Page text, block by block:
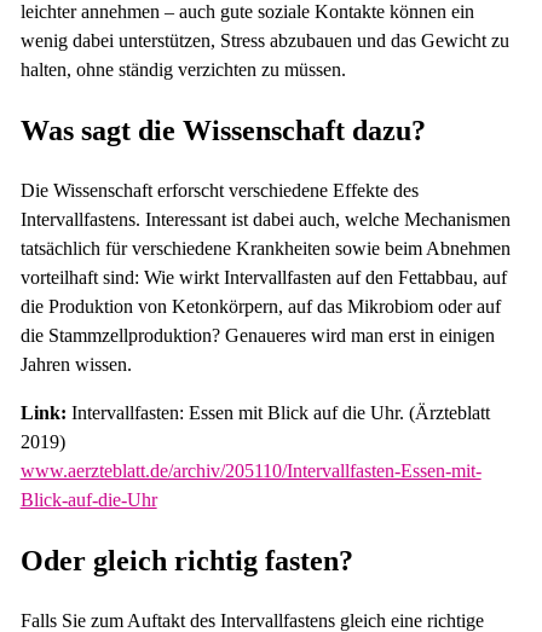
leichter annehmen – auch gute soziale Kontakte können ein
wenig dabei unterstützen, Stress abzubauen und das Gewicht zu
halten, ohne ständig verzichten zu müssen.
Was sagt die Wissenschaft dazu?
Die Wissenschaft erforscht verschiedene Effekte des
Intervallfastens. Interessant ist dabei auch, welche Mechanismen
tatsächlich für verschiedene Krankheiten sowie beim Abnehmen
vorteilhaft sind: Wie wirkt Intervallfasten auf den Fettabbau, auf
die Produktion von Ketonkörpern, auf das Mikrobiom oder auf
die Stammzellproduktion? Genaueres wird man erst in einigen
Jahren wissen.
Link: Intervallfasten: Essen mit Blick auf die Uhr. (Ärzteblatt
2019)
www.aerzteblatt.de/archiv/205110/Intervallfasten-Essen-mit-
Blick-auf-die-Uhr
Oder gleich richtig fasten?
Falls Sie zum Auftakt des Intervallfastens gleich eine richtige